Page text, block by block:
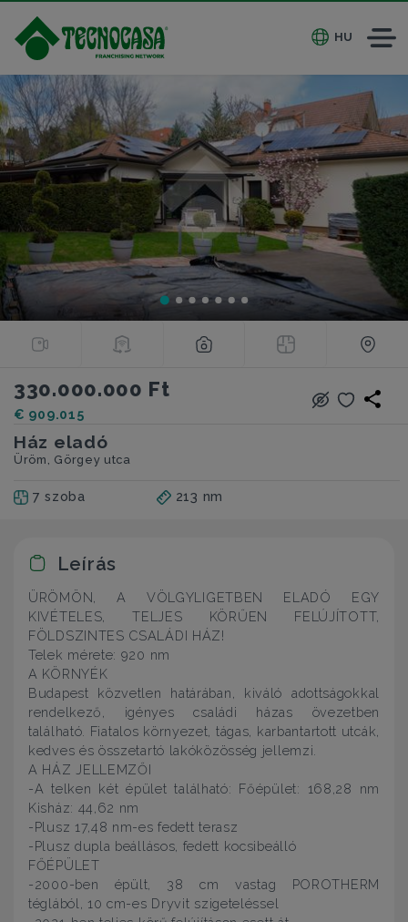
HU
330.000.000 Ft
€ 909.015
Ház eladó
Üröm, Görgey utca
7 szoba 213 nm
Leírás
ÜRÖMÖN, A VÖLGYLIGETBEN ELADÓ EGY
KIVÉTELES, TELJES KÖRŰEN FELÚJÍTOTT,
FÖLDSZINTES CSALÁDI HÁZ!
Telek mérete: 920 nm
A KÖRNYÉK
Budapest közvetlen határában, kiváló adottságokkal
rendelkező, igényes családi házas övezetben
található. Fiatalos környezet, tágas, karbantartott utcák,
kedves és összetartó lakóközösség jellemzi.
A HÁZ JELLEMZŐI
-A telken két épület található: Főépület: 168,28 nm
Kisház: 44,62 nm
-Plusz 17,48 nm-es fedett terasz
-Plusz dupla beállásos, fedett kocsibeálló
FŐÉPÜLET
-2000-ben épült, 38 cm vastag POROTHERM
téglából, 10 cm-es Dryvit szigeteléssel